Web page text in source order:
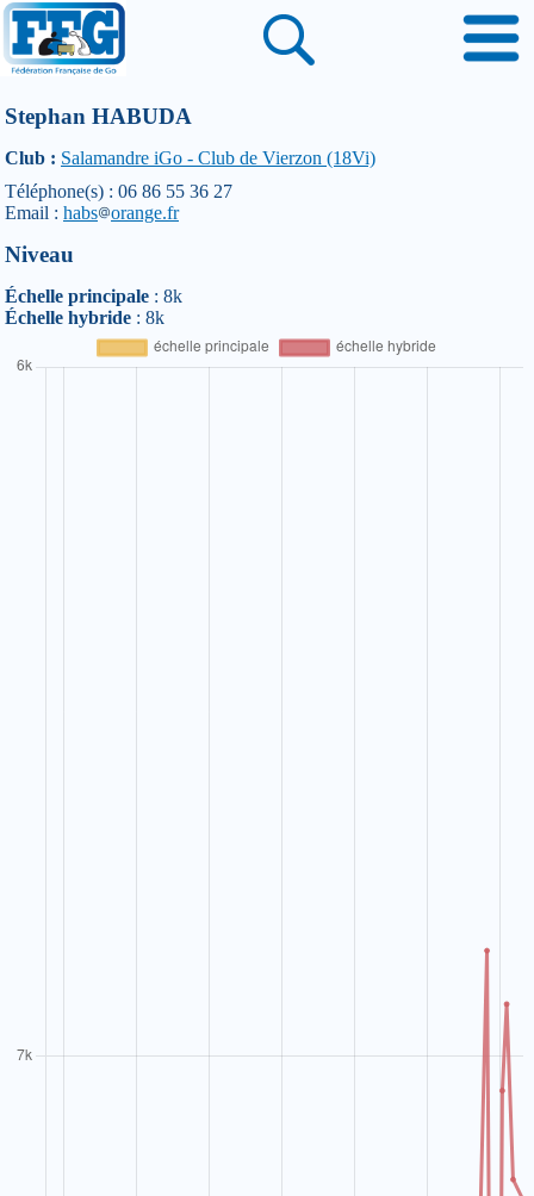
Stephan HABUDA
Club : Salamandre iGo - Club de Vierzon (18Vi)
Téléphone(s) : 06 86 55 36 27
Email : habs orange.fr
Niveau
Échelle principale : 8k
Échelle hybride : 8k